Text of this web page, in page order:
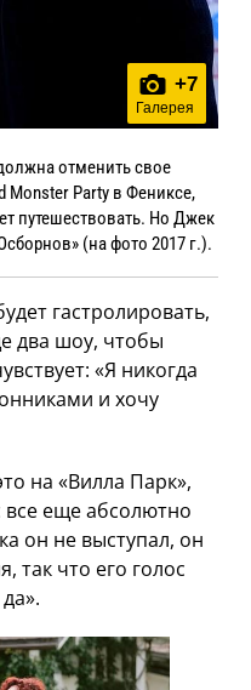
+7
Галерея
отменить свое
Monster Party в Фениксе,
путешествовать. Но Джек
(на фото 2017 г.).
гастролировать,
два шоу, чтобы
«Я никогда
и хочу
на «Вилла Парк»,
все еще абсолютно
он не выступал, он
так что его голос